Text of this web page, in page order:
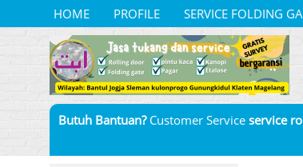
HOME PROFILE SERVICE FOLDING
Butuh Bantuan?Customer Service service